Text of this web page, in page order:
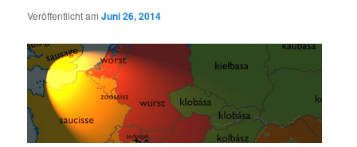
Veröffentlicht amJuni 26, 2014